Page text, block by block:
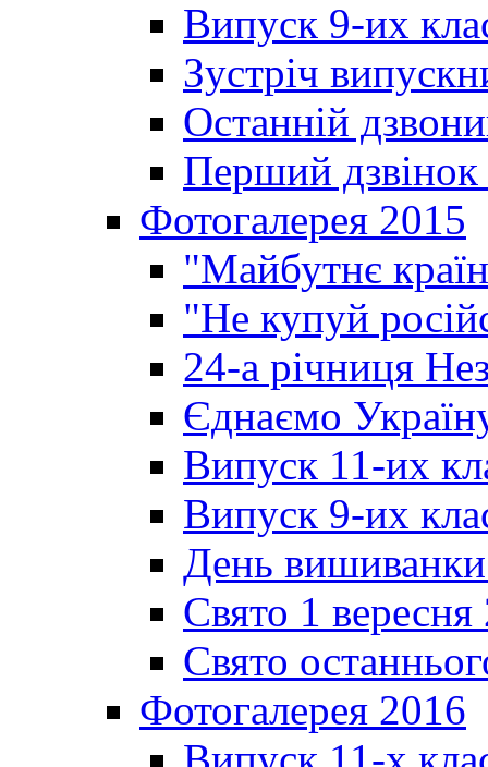
Випуск 9-их
Зустріч
Останній
Перший
Фотогалерея 2015
"Майбутнє
"Не купуй
24-а річниця
Єднаємо
Випуск 11-их
Випуск 9-их
День
Свято 1 вересня
Свято
Фотогалерея 2016